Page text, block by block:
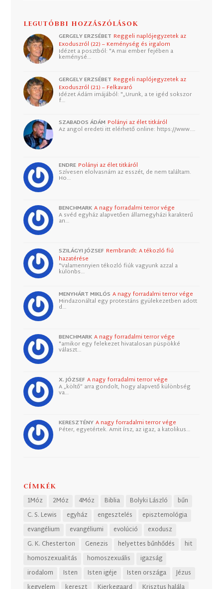
LEGUTÓBBI HOZZÁSZÓLÁSOK
GERGELY ERZSÉBET Reggeli naplójegyzetek az
Exoduszról (22) – Keménység és irgalom
Idézet a posztból: "A mai ember fejében a
keménysé…
GERGELY ERZSÉBET Reggeli naplójegyzetek az
Exoduszról (21) – Felkavaró
Idézet Ádám imájából: "„Urunk, a te igéd sokszor
f…
SZABADOS ÁDÁM Polányi az élet titkáról
Az angol eredeti itt elérhető online: https://www.…
ENDRE Polányi az élet titkáról
Szívesen elolvasnám az esszét, de nem találtam.
Ho…
BENCHMARK A nagy forradalmi terror vége
A svéd egyház alapvetően államegyházi karakterű
an…
SZILÁGYI JÓZSEF Rembrandt: A tékozló fiú
hazatérése
"Valamennyien tékozló fiúk vagyunk azzal a
különbs…
MENYHÁRT MIKLÓS A nagy forradalmi terror vége
Mindazonáltal egy protestáns gyülekezetben adott
d…
BENCHMARK A nagy forradalmi terror vége
"amikor egy felekezet hivatalosan püspökké
választ…
X. JÓZSEF A nagy forradalmi terror vége
A „költő” arra gondolt, hogy alapvető különbség
va…
KERESZTÉNY A nagy forradalmi terror vége
Péter, egyetértek. Amit írsz, az igaz, a katolikus…
CÍMKÉK
1Móz 2Móz 4Móz Biblia Bolyki László
bűn
C. S. Lewis
egyház engesztelés
episztemológia
evangélium
evangéliumi evolúció
exodusz
G. K. Chesterton
Genezis helyettes bűnhődés
hit
homoszexualitás
homoszexuális
igazság
irodalom
Isten Isten igéje Isten országa
Jézus